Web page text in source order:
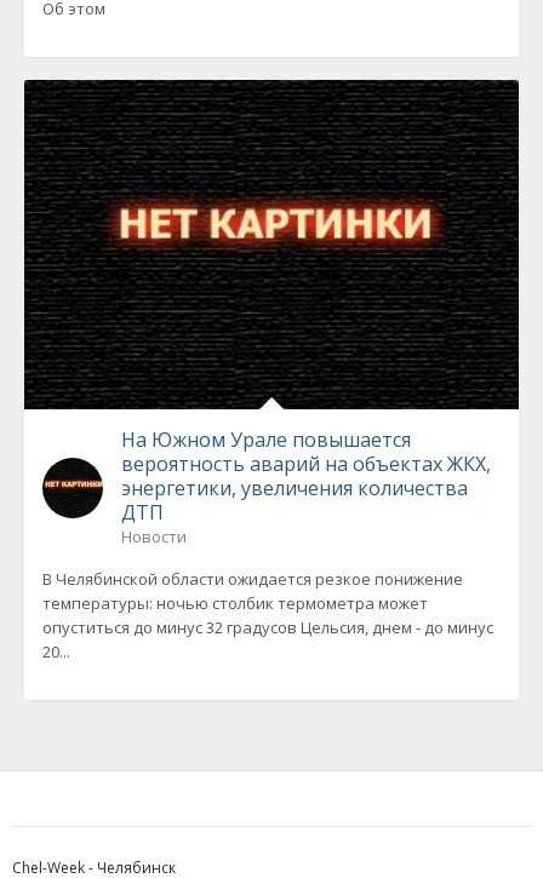
Об этом
На Южном Урале повышается
вероятность аварий на объектах ЖКХ,
энергетики, увеличения количества
ДТП
Новости
В Челябинской области ожидается резкое понижение
температуры: ночью столбик термометра может
опуститься до минус 32 градусов Цельсия, днем - до минус
20...
Chel-Week - Челябинск